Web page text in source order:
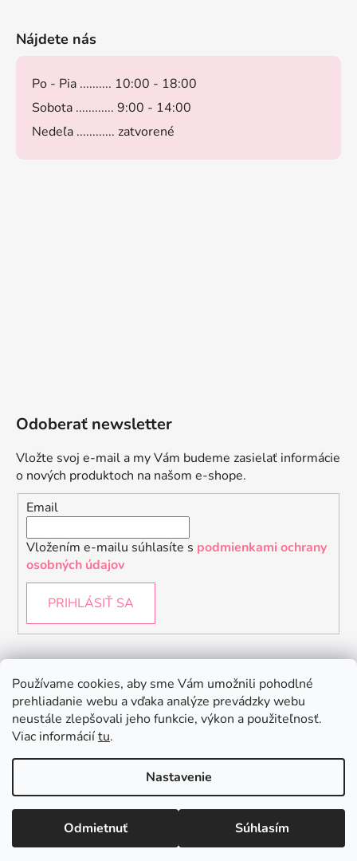
Používame cookies, aby sme Vám umožnili pohodlné
prehliadanie webu a vďaka analýze prevádzky webu
neustále zlepšovali jeho funkcie, výkon a použiteľnosť.
Viac informáciítu.
Nastavenie
Odmietnuť Súhlasím
Nájdete nás
Po - Pia .......... 10:00 - 18:00
Sobota ............ 9:00 - 14:00
Nedeľa ............ zatvorené
Odoberať newsletter
Vložte svoj e-mail a my Vám budeme zasielať informácie
o nových produktoch na našom e-shope.
Email
Vložením e-mailu súhlasíte s podmienkami ochrany
osobných údajov
PRIHLÁSIŤ SA
Instagram
Vytvoril Shoptet
Copyright 2026Baby Raptor. Všetky práva vyhradené.